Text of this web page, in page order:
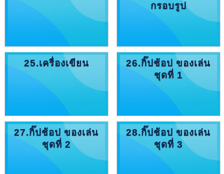
กรอบรูป
25.เครื่องเขียน
26.กิ๊ปช้อป ของเล่น
ชุดที่ 1
27.กิ๊ปช้อป ของเล่น
ชุดที่ 2
28.กิ๊ปช้อป ของเล่น
ชุดที่ 3